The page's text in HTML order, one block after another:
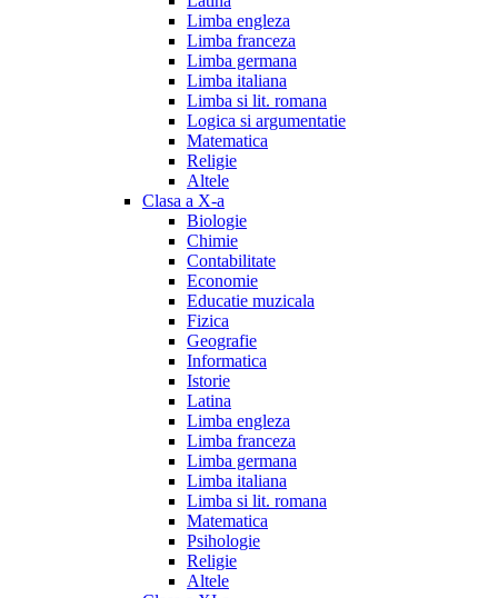
Limba engleza
Limba franceza
Limba germana
Limba italiana
Limba si lit. romana
Logica si argumentatie
Matematica
Religie
Altele
Clasa a X-a
Biologie
Chimie
Contabilitate
Economie
Educatie muzicala
Fizica
Geografie
Informatica
Istorie
Latina
Limba engleza
Limba franceza
Limba germana
Limba italiana
Limba si lit. romana
Matematica
Psihologie
Religie
Altele